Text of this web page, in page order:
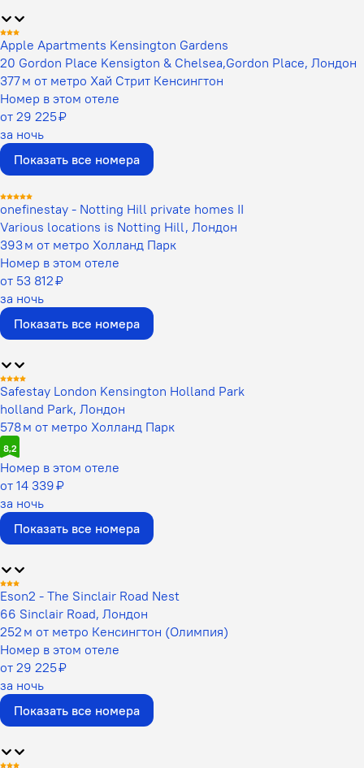
Apple Apartments Kensington Gardens
20 Gordon Place Kensigton & Chelsea,Gordon Place, Лондон
377 м от метро Хай Стрит Кенсингтон
Номер в этом отеле
от 29 225 ₽
за ночь
Показать все номера
onefinestay - Notting Hill private homes II
Various locations is Notting Hill, Лондон
393 м от метро Холланд Парк
Номер в этом отеле
от 53 812 ₽
за ночь
Показать все номера
Safestay London Kensington Holland Park
holland Park, Лондон
578 м от метро Холланд Парк
8,2
Номер в этом отеле
от 14 339 ₽
за ночь
Показать все номера
Eson2 - The Sinclair Road Nest
66 Sinclair Road, Лондон
252 м от метро Кенсингтон (Олимпия)
Номер в этом отеле
от 29 225 ₽
за ночь
Показать все номера